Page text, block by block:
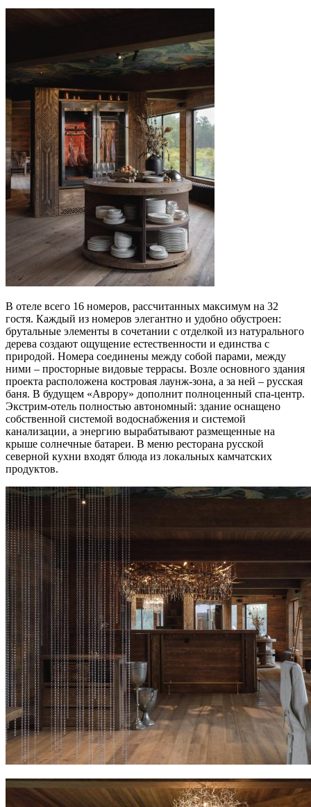
В отеле всего 16 номеров, рассчитанных максимум на 32
гостя. Каждый из номеров элегантно и удобно обустроен:
брутальные элементы в сочетании с отделкой из натурального
дерева создают ощущение естественности и единства с
природой. Номера соединены между собой парами, между
ними – просторные видовые террасы. Возле основного здания
проекта расположена костровая лаунж-зона, а за ней – русская
баня. В будущем «Аврору» дополнит полноценный спа-центр.
Экстрим-отель полностью автономный: здание оснащено
собственной системой водоснабжения и системой
канализации, а энергию вырабатывают размещенные на
крыше солнечные батареи. В меню ресторана русской
северной кухни входят блюда из локальных камчатских
продуктов.